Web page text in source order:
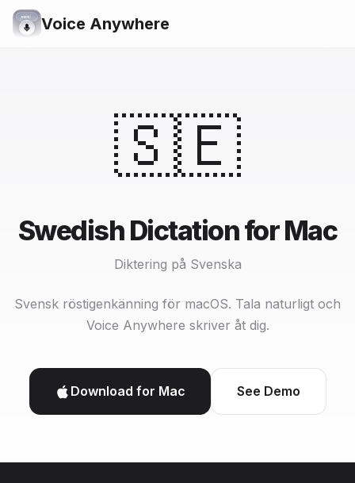
Voice Anywhere
🇸🇪
Swedish Dictation for Mac
Diktering på Svenska
Svensk röstigenkänning för macOS. Tala naturligt och
Voice Anywhere skriver åt dig.
Download for Mac See Demo